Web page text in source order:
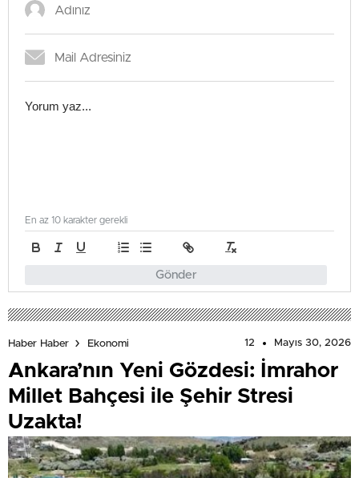
Gönder
En az 10 karakter gerekli
Haber Haber Ekonomi 12 Mayıs 30, 2026
Ankara’nın Yeni Gözdesi: İmrahor
Millet Bahçesi ile Şehir Stresi
Uzakta!